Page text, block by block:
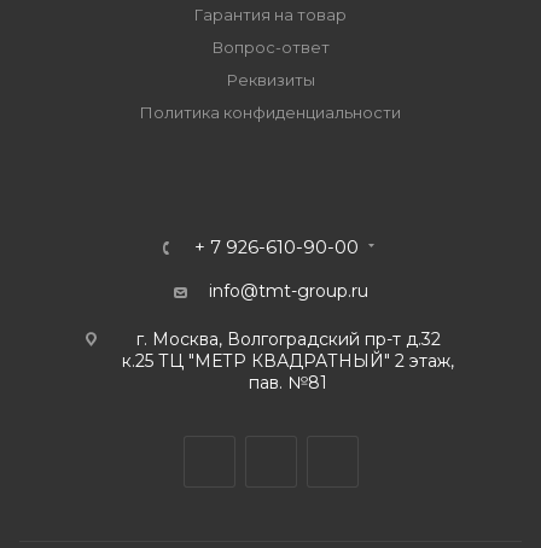
Гарантия на товар
Вопрос-ответ
Реквизиты
Политика конфиденциальности
+ 7 926-610-90-00
info@tmt-group.ru
г. Москва, Волгоградский пр-т д.32
к.25 ТЦ "МЕТР КВАДРАТНЫЙ" 2 этаж,
пав. №81